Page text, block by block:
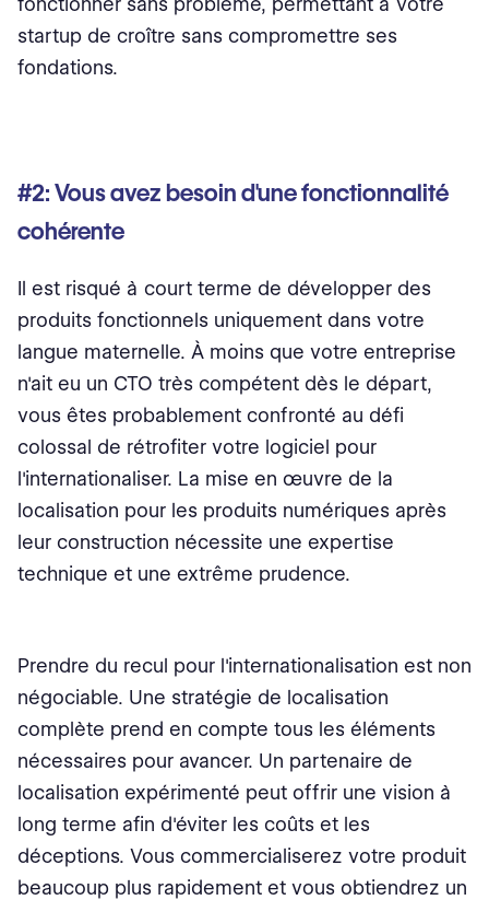
startup de croître sans compromettre ses
fondations.
#2: Vous avez besoin d'une fonctionnalité
cohérente
Il est risqué à court terme de développer des
produits fonctionnels uniquement dans votre
langue maternelle. À moins que votre entreprise
n'ait eu un CTO très compétent dès le départ,
vous êtes probablement confronté au défi
colossal de rétrofiter votre logiciel pour
l'internationaliser. La mise en œuvre de la
localisation pour les produits numériques après
leur construction nécessite une expertise
technique et une extrême prudence.
Prendre du recul pour l'internationalisation est non
négociable. Une stratégie de localisation
complète prend en compte tous les éléments
nécessaires pour avancer. Un partenaire de
localisation expérimenté peut offrir une vision à
long terme afin d'éviter les coûts et les
déceptions. Vous commercialiserez votre produit
beaucoup plus rapidement et vous obtiendrez un